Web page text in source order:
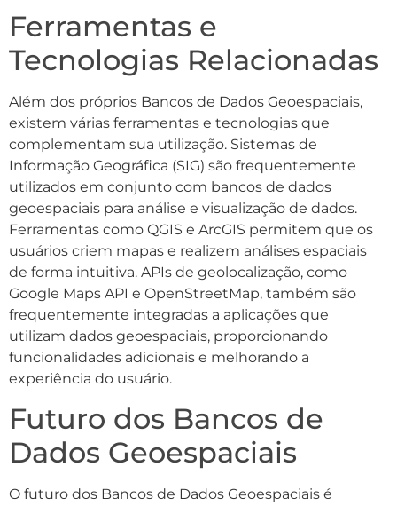
Ferramentas e
Tecnologias Relacionadas
Além dos próprios Bancos de Dados Geoespaciais,
existem várias ferramentas e tecnologias que
complementam sua utilização. Sistemas de
Informação Geográfica (SIG) são frequentemente
utilizados em conjunto com bancos de dados
geoespaciais para análise e visualização de dados.
Ferramentas como QGIS e ArcGIS permitem que os
usuários criem mapas e realizem análises espaciais
de forma intuitiva. APIs de geolocalização, como
Google Maps API e OpenStreetMap, também são
frequentemente integradas a aplicações que
utilizam dados geoespaciais, proporcionando
funcionalidades adicionais e melhorando a
experiência do usuário.
Futuro dos Bancos de
Dados Geoespaciais
O futuro dos Bancos de Dados Geoespaciais é